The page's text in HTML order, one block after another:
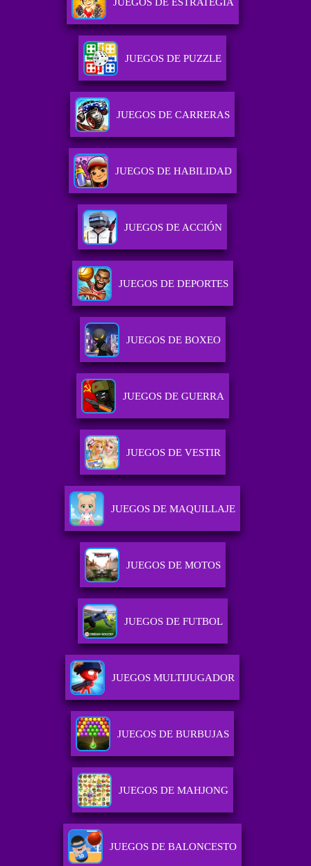
JUEGOS DE ESTRATEGIA
JUEGOS DE PUZZLE
JUEGOS DE CARRERAS
JUEGOS DE HABILIDAD
JUEGOS DE ACCIÓN
JUEGOS DE DEPORTES
JUEGOS DE BOXEO
JUEGOS DE GUERRA
JUEGOS DE VESTIR
JUEGOS DE MAQUILLAJE
JUEGOS DE MOTOS
JUEGOS DE FUTBOL
JUEGOS MULTIJUGADOR
JUEGOS DE BURBUJAS
JUEGOS DE MAHJONG
JUEGOS DE BALONCESTO